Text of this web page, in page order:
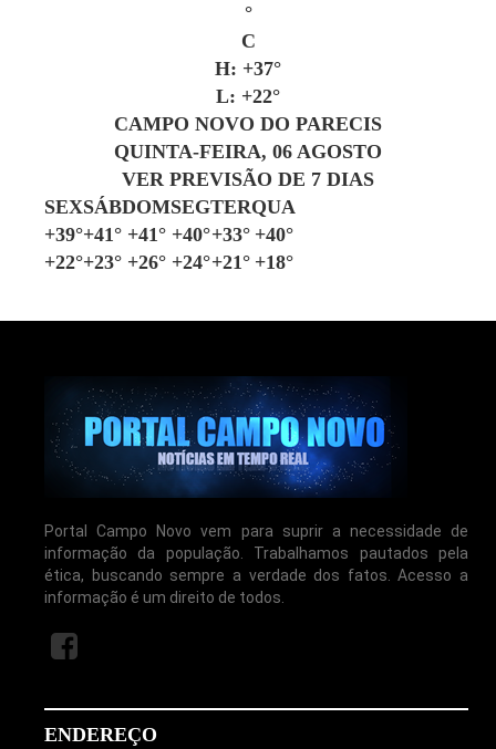
°
C
H: +37°
L: +22°
CAMPO NOVO DO PARECIS
QUINTA-FEIRA, 06 AGOSTO
VER PREVISÃO DE 7 DIAS
SEXSÁBDOMSEGTERQUA
+39°+41° +41° +40°+33° +40°
+22°+23° +26° +24°+21° +18°
Portal Campo Novo vem para suprir a necessidade de
informação da população. Trabalhamos pautados pela
ética, buscando sempre a verdade dos fatos. Acesso a
informação é um direito de todos.
ENDEREÇO